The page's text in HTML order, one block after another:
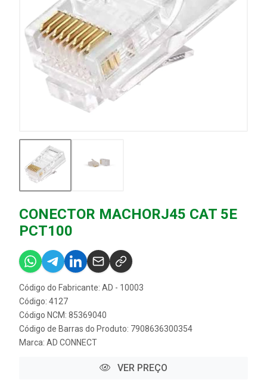
CONECTOR MACHORJ45 CAT 5E
PCT100
Código do Fabricante: AD - 10003
Código: 4127
Código NCM: 85369040
Código de Barras do Produto: 7908636300354
Marca: AD CONNECT
VER PREÇO